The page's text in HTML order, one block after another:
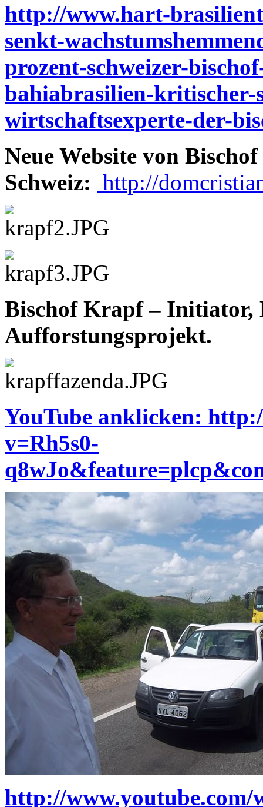
http://www.hart-
senkt-
prozent-schweizer-
bahiabrasilien-kritischer-
wirtschaftsexperte-der-
Neue Website von
Schweiz: http://
Bischof Krapf – Initiator,
Aufforstungsprojekt.
YouTube anklicken:
v=Rh5s0-
http://www.youtube.com/